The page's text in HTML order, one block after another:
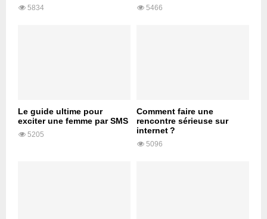
5834 5466
Le guide ultime pour
exciter une femme par SMS
5205
Comment faire une
rencontre sérieuse sur
internet ?
5096